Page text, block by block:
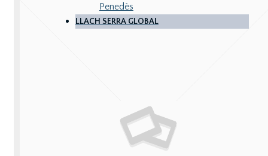
Penedès
LLACH SERRA GLOBAL